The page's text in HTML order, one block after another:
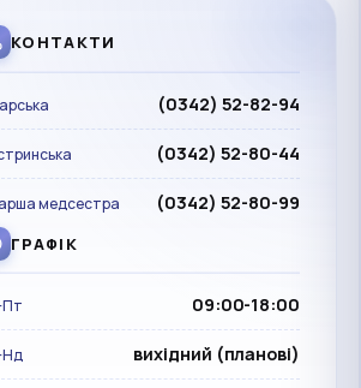
КОНТАКТИ
(0342) 52-82-94
(0342) 52-80-44
медсестра (0342) 52-80-99
ГРАФІК
09:00-18:00
вихідний (планові)